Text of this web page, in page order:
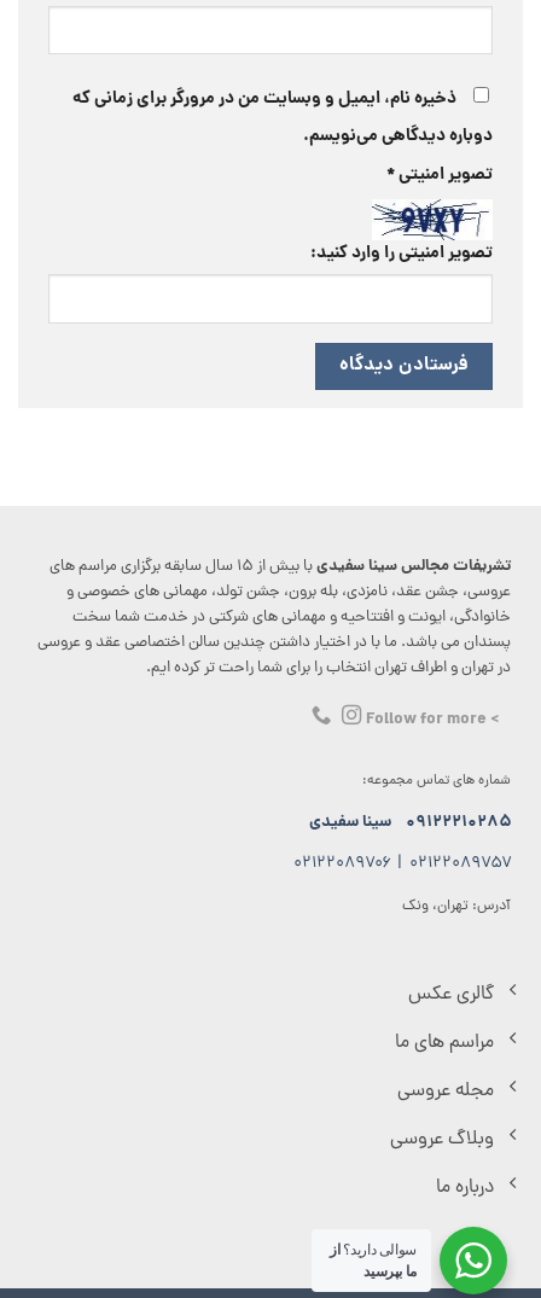
ذخیره نام، ایمیل و وبسایت من در مرورگر برای زمانی که
دوباره دیدگاهی می‌نویسم.
تصویر امنیتی*
تصویر امنیتی را وارد کنید:
تشریفات مجالس سینا سفیدی
با بیش از ۱۵ سال سابقه برگزاری مراسم های
عروسی، جشن عقد، نامزدی، بله برون، جشن تولد، مهمانی های خصوصی و
خانوادگی، ایونت و افتتاحیه و مهمانی های شرکتی در خدمت شما سخت
پسندان می باشد. ما با در اختیار داشتن چندین سالن اختصاصی عقد و عروسی
در تهران و اطراف تهران انتخاب را برای شما راحت تر کرده ایم.
> Follow for more
شماره های تماس مجموعه:
۰۹۱۲۲۲۱۰۲۸۵ سینا سفیدی
۰۲۱۲۲۰۸۹۷۵۷ | ۰۲۱۲۲۰۸۹۷۰۶
آدرس: تهران، ونک
گالری عکس
مراسم های ما
مجله عروسی
وبلاگ عروسی
درباره ما
سوالی دارید؟ از
ما بپرسید